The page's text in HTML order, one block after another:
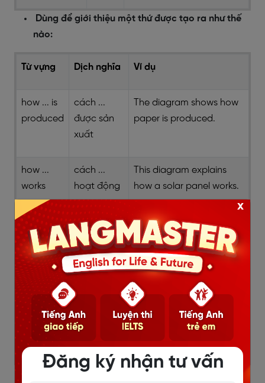
Dùng để giới thiệu một thứ được tạo ra như thế
nào:
Từ vựng Dịch nghĩa Ví dụ
how ... is
produced
cách ...
được sản
xuất
The diagram shows how
paper is produced.
how ...
works
cách ...
hoạt động
This diagram explains
how a solar panel works.
how ...
develops
cách ...
phát triển
The chart illustrates how
the embryo develops.
how ...
operates
cách ... vận
hành
The figure shows how the
machine operates.
how ...
functions
cách ...
chức năng
The diagram explains
how the heart functions.
Đăng ký nhận tư vấn
x